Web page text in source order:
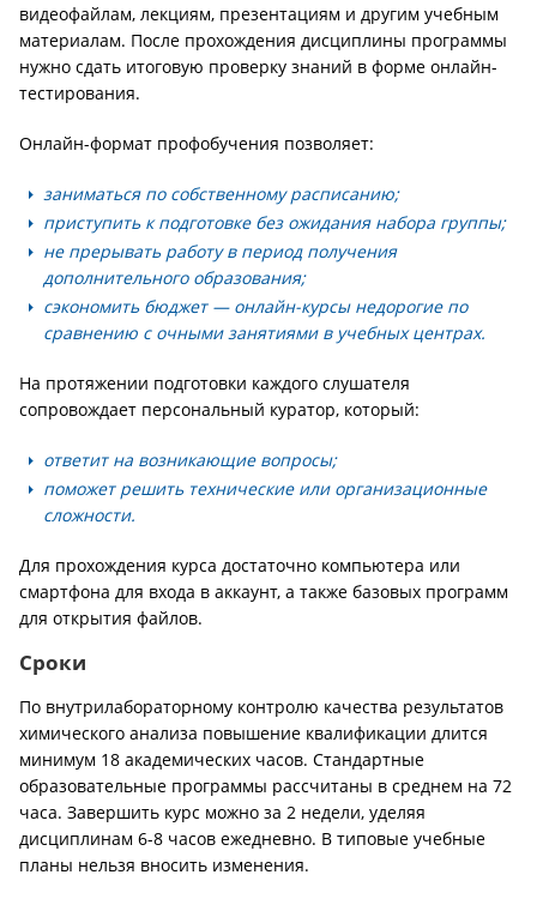
видеофайлам, лекциям, презентациям и другим учебным
материалам. После прохождения дисциплины программы
нужно сдать итоговую проверку знаний в форме онлайн-
тестирования.
Онлайн-формат профобучения позволяет:
заниматься по собственному расписанию;
приступить к подготовке без ожидания набора группы;
не прерывать работу в период получения
дополнительного образования;
сэкономить бюджет — онлайн-курсы недорогие по
сравнению с очными занятиями в учебных центрах.
На протяжении подготовки каждого слушателя
сопровождает персональный куратор, который:
ответит на возникающие вопросы;
поможет решить технические или организационные
сложности.
Для прохождения курса достаточно компьютера или
смартфона для входа в аккаунт, а также базовых программ
для открытия файлов.
Сроки
По внутрилабораторному контролю качества результатов
химического анализа повышение квалификации длится
минимум 18 академических часов. Стандартные
образовательные программы рассчитаны в среднем на 72
часа. Завершить курс можно за 2 недели, уделяя
дисциплинам 6-8 часов ежедневно. В типовые учебные
планы нельзя вносить изменения.